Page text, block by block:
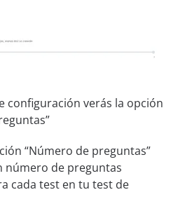
configuración verás la opción
“Número de preguntas”
de preguntas
cada test en tu test de